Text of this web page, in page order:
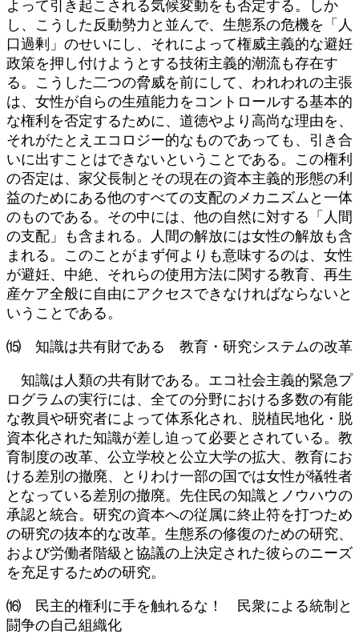
よって引き起こされる気候変動をも否定する。しか
し、こうした反動勢力と並んで、生態系の危機を「人
口過剰」のせいにし、それによって権威主義的な避妊
政策を押し付けようとする技術主義的潮流も存在す
る。こうした二つの脅威を前にして、われわれの主張
は、女性が自らの生殖能力をコントロールする基本的
な権利を否定するために、道徳やより高尚な理由を、
それがたとえエコロジー的なものであっても、引き合
いに出すことはできないということである。この権利
の否定は、家父長制とその現在の資本主義的形態の利
益のためにある他のすべての支配のメカニズムと一体
のものである。その中には、他の自然に対する「人間
の支配」も含まれる。人間の解放には女性の解放も含
まれる。このことがまず何よりも意味するのは、女性
が避妊、中絶、それらの使用方法に関する教育、再生
産ケア全般に自由にアクセスできなければならないと
いうことである。
⒂ 知識は共有財である 教育・研究システムの改革
知識は人類の共有財である。エコ社会主義的緊急プ
ログラムの実行には、全ての分野における多数の有能
な教員や研究者によって体系化され、脱植民地化・脱
資本化された知識が差し迫って必要とされている。教
育制度の改革、公立学校と公立大学の拡大、教育にお
ける差別の撤廃、とりわけ一部の国では女性が犠牲者
となっている差別の撤廃。先住民の知識とノウハウの
承認と統合。研究の資本への従属に終止符を打つため
の研究の抜本的な改革。生態系の修復のための研究、
および労働者階級と協議の上決定された彼らのニーズ
を充足するための研究。
⒃ 民主的権利に手を触れるな！ 民衆による統制と
闘争の自己組織化